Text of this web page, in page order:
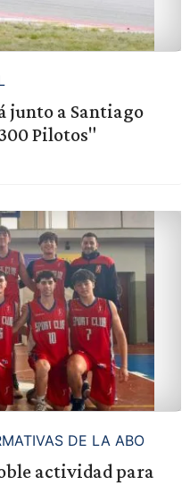
junto a Santiago
Pilotos"
DE LA ABO
actividad para